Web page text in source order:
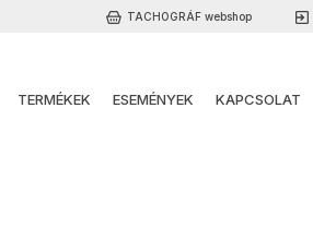
TACHOGRÁF webshop
TERMÉKEK ESEMÉNYEK KAPCSOLAT